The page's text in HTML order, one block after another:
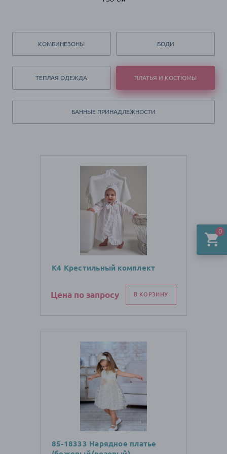
0
КОМБИНЕЗОНЫ БОДИ
ТЕПЛАЯ ОДЕЖДА ПЛАТЬЯ И КОСТЮМЫ
БАННЫЕ ПРИНАДЛЕЖНОСТИ
К4 Крестильный комплект
Цена по запросу В КОРЗИНУ
85-18333 Нарядное платье